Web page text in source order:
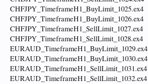
CHFJPY_TimeframeH1_BuyLimit_1025.ex4
CHFJPY_TimeframeH1_BuyLimit_1026.ex4
CHFJPY_TimeframeH1_SellLimit_1027.ex4
CHFJPY_TimeframeH1_SellLimit_1028.ex4
EURAUD_TimeframeH1_BuyLimit_1029.ex4
EURAUD_TimeframeH1_BuyLimit_1030.ex4
EURAUD_TimeframeH1_SellLimit_1031.ex4
EURAUD_TimeframeH1_SellLimit_1032.ex4